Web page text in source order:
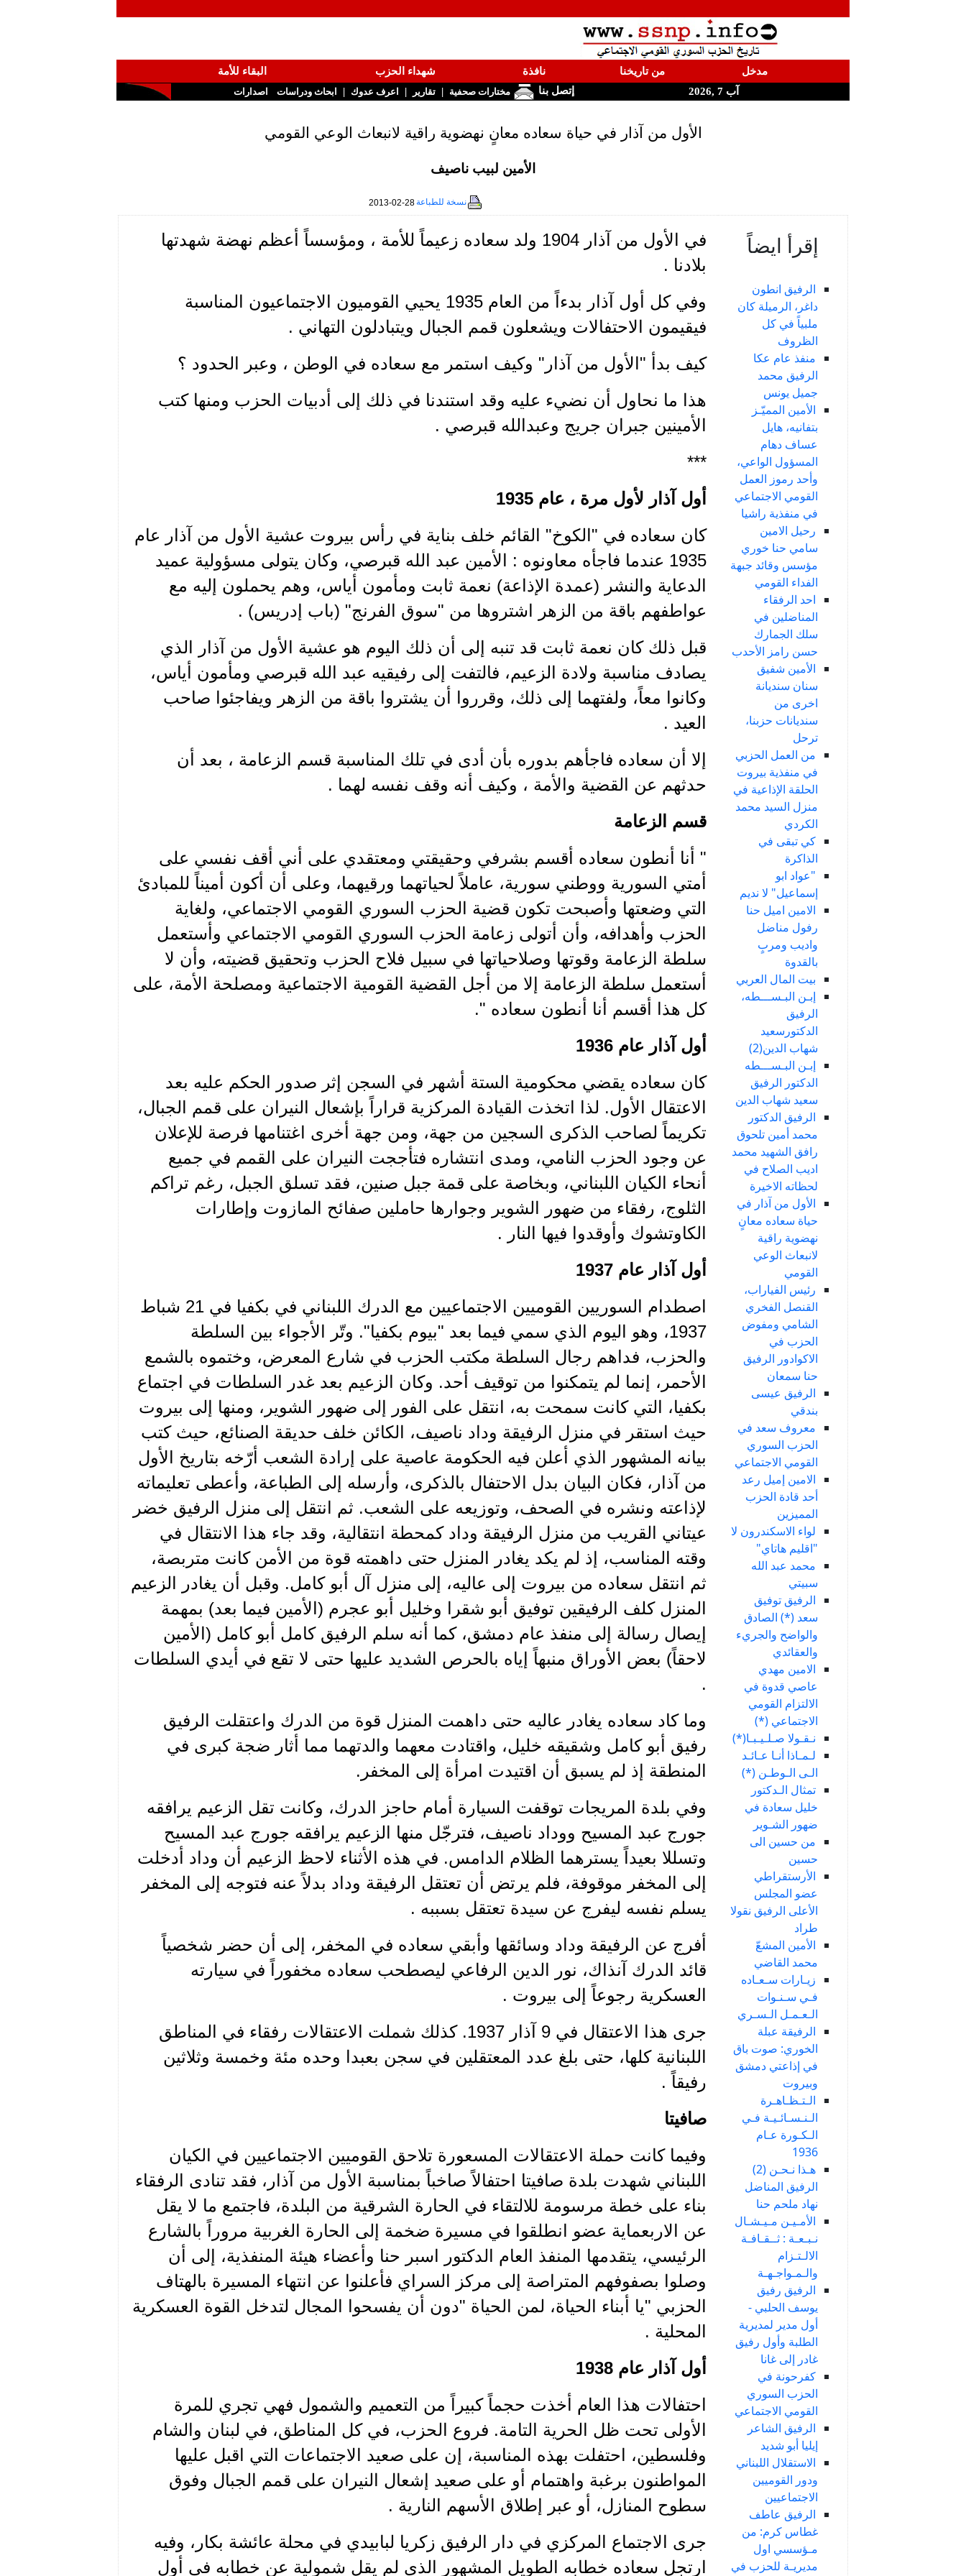
مدخل من تاريخنا نافذة شهداء الحزب
البقاء للأمة
آب 7 ,2026
إتصل بنا مختارات صحفية | تقارير | اعرف عدوك | ابحاث ودراسات اصدارات
الأول من آذار في حياة سعاده معانٍ نهضوية راقية لانبعاث الوعي القومي
الأمين لبيب ناصيف
نسخة للطباعة2013-02-28
إقرأ ايضاً
الرفيق انطون
داغر، الرميلة كان
ملبياً في كل
الظروف
منفذ عام عكا
الرفيق محمد
جميل يونس
الأمين المميّـز
بتفانيه، هايل
عساف دهام
المسؤول الواعي،
وأحد رموز العمل
القومي الاجتماعي
في منفذية راشيا
رحيل الامين
سامي حنا خوري
مؤسس وقائد جبهة
الفداء القومي
احد الرفقاء
المناضلين في
سلك الجمارك
حسن رامز الأحدب
الأمين شفيق
سنان سنديانة
اخرى من
سنديانات حزبنا،
ترحل
من العمل الحزبي
في منفذية بيروت
الحلقة الإذاعية في
منزل السيد محمد
الكردي
كي تبقى في
الذاكرة
"عواد ابو
إسماعيل" لا نديم
الامين اميل حنا
رفول مناضل
واديب ومربٍ
بالقدوة
بيت المال العربي
إبـن البـســـطه،
الرفيق
الدكتورسعيد
شهاب الدين(2)
إبـن البـســـطه
الدكتور الرفيق
سعيد شهاب الدين
الرفيق الدكتور
محمد أمين تلحوق
رافق الشهيد محمد
اديب الصلاح في
لحظاته الاخيرة
الأول من آذار في
حياة سعاده معانٍ
نهضوية راقية
لانبعاث الوعي
القومي
رئيس الفياراب،
القنصل الفخري
الشامي ومفوض
الحزب في
الاكوادور الرفيق
حنا سمعان
الرفيق عيسى
بندقي
معروف سعد في
الحزب السوري
القومي الاجتماعي
الامين إميل رعد
أحد قادة الحزب
المميزين
لواء الاسكندرون لا
"اقليم هاتاي"
محمد عبد الله
سبيتي
الرفيق توفيق
سعد (*) الصادق
والواضح والجريء
والعقائدي
الامين مهدي
عاصي قدوة في
الالتزام القومي
الاجتماعي (*)
نـقـولا صـلـيـبـا(*)
لـمـاذا أنـا عـائـد
الـى الـوطـن (*)
تمثال الـدكتور
خليل سعادة في
ضهور الشـوير
من حسين الى
حسين
الأرستقراطي
عضو المجلس
الأعلى الرفيق نقولا
طراد
الأمين المشعّ
محمد القاضي
زيـارات سـعـاده
فـي سـنـوات
الـعـمـل الـسـري
الرفيقة عبلة
الخوري: صوت باق
في إذاعتي دمشق
وبيروت
الـتـظـاهـرة
الـنـسـائـيـة فـي
الـكـورة عـام
1936
هـذا نـحـن (2)
الرفيق المناضل
نهاد ملحم حنا
الأمـيـن مـيـشـال
نـبـعـة : ثــقـافـة
الالـتـزام
والـمـواجـهـة
الرفيق رفيق
يوسف الحلبي -
أول مدير لمديرية
الطلبة وأول رفيق
غادر إلى غانا
كفرحونة في
الحزب السوري
القومي الاجتماعي
الرفيق الشاعر
إيليا أبو شديد
الاستقلال اللبناني
ودور القوميين
الاجتماعيين
الرفيق عاطف
غطاس كرم: من
مـؤسسي اول
مديريـة للحزب في
في الأول من آذار 1904 ولد سعاده زعيماً للأمة ، ومؤسساً أعظم نهضة شهدتها
بلادنا .
وفي كل أول آذار بدءاً من العام 1935 يحيي القوميون الاجتماعيون المناسبة
فيقيمون الاحتفالات ويشعلون قمم الجبال ويتبادلون التهاني .
كيف بدأ "الأول من آذار" وكيف استمر مع سعاده في الوطن ، وعبر الحدود ؟
هذا ما نحاول أن نضيء عليه وقد استندنا في ذلك إلى أدبيات الحزب ومنها كتب
الأمينين جبران جريج وعبدالله قبرصي .
***
أول آذار لأول مرة ، عام 1935
كان سعاده في "الكوخ" القائم خلف بناية في رأس بيروت عشية الأول من آذار عام
1935 عندما فاجأه معاونوه : الأمين عبد الله قبرصي، وكان يتولى مسؤولية عميد
الدعاية والنشر (عمدة الإذاعة) نعمة ثابت ومأمون أياس، وهم يحملون إليه مع
عواطفهم باقة من الزهر اشتروها من "سوق الفرنج" (باب إدريس) .
قبل ذلك كان نعمة ثابت قد تنبه إلى أن ذلك اليوم هو عشية الأول من آذار الذي
يصادف مناسبة ولادة الزعيم، فالتفت إلى رفيقيه عبد الله قبرصي ومأمون أياس،
وكانوا معاً، ولفتهما إلى ذلك، وقرروا أن يشتروا باقة من الزهر ويفاجئوا صاحب
العيد .
إلا أن سعاده فاجأهم بدوره بأن أدى في تلك المناسبة قسم الزعامة ، بعد أن
حدثهم عن القضية والأمة ، وكيف أنه وقف نفسه لهما .
قسم الزعامة
" أنا أنطون سعاده أقسم بشرفي وحقيقتي ومعتقدي على أني أقف نفسي على
أمتي السورية ووطني سورية، عاملاً لحياتهما ورقيهما، وعلى أن أكون أميناً للمبادئ
التي وضعتها وأصبحت تكون قضية الحزب السوري القومي الاجتماعي، ولغاية
الحزب وأهدافه، وأن أتولى زعامة الحزب السوري القومي الاجتماعي وأستعمل
سلطة الزعامة وقوتها وصلاحياتها في سبيل فلاح الحزب وتحقيق قضيته، وأن لا
أستعمل سلطة الزعامة إلا من أجل القضية القومية الاجتماعية ومصلحة الأمة، على
كل هذا أقسم أنا أنطون سعاده ".
أول آذار عام 1936
كان سعاده يقضي محكومية الستة أشهر في السجن إثر صدور الحكم عليه بعد
الاعتقال الأول. لذا اتخذت القيادة المركزية قراراً بإشعال النيران على قمم الجبال،
تكريماً لصاحب الذكرى السجين من جهة، ومن جهة أخرى اغتنامها فرصة للإعلان
عن وجود الحزب النامي، ومدى انتشاره فتأججت النيران على القمم في جميع
أنحاء الكيان اللبناني، وبخاصة على قمة جبل صنين، فقد تسلق الجبل، رغم تراكم
الثلوج، رفقاء من ضهور الشوير وجوارها حاملين صفائح المازوت وإطارات
الكاوتشوك وأوقدوا فيها النار .
أول آذار عام 1937
اصطدام السوريين القوميين الاجتماعيين مع الدرك اللبناني في بكفيا في 21 شباط
1937، وهو اليوم الذي سمي فيما بعد "بيوم بكفيا". وتّر الأجواء بين السلطة
والحزب، فداهم رجال السلطة مكتب الحزب في شارع المعرض، وختموه بالشمع
الأحمر، إنما لم يتمكنوا من توقيف أحد. وكان الزعيم بعد غدر السلطات في اجتماع
بكفيا، التي كانت سمحت به، انتقل على الفور إلى ضهور الشوير، ومنها إلى بيروت
حيث استقر في منزل الرفيقة وداد ناصيف، الكائن خلف حديقة الصنائع، حيث كتب
بيانه المشهور الذي أعلن فيه الحكومة عاصية على إرادة الشعب أرّخه بتاريخ الأول
من آذار، فكان البيان بدل الاحتفال بالذكرى، وأرسله إلى الطباعة، وأعطى تعليماته
لإذاعته ونشره في الصحف، وتوزيعه على الشعب. ثم انتقل إلى منزل الرفيق خضر
عيتاني القريب من منزل الرفيقة وداد كمحطة انتقالية، وقد جاء هذا الانتقال في
وقته المناسب، إذ لم يكد يغادر المنزل حتى داهمته قوة من الأمن كانت متربصة،
ثم انتقل سعاده من بيروت إلى عاليه، إلى منزل آل أبو كامل. وقبل أن يغادر الزعيم
المنزل كلف الرفيقين توفيق أبو شقرا وخليل أبو عجرم (الأمين فيما بعد) بمهمة
إيصال رسالة إلى منفذ عام دمشق، كما أنه سلم الرفيق كامل أبو كامل (الأمين
لاحقاً) بعض الأوراق منبهاً إياه بالحرص الشديد عليها حتى لا تقع في أيدي السلطات
.
وما كاد سعاده يغادر عاليه حتى داهمت المنزل قوة من الدرك واعتقلت الرفيق
رفيق أبو كامل وشقيقه خليل، واقتادت معهما والدتهما مما أثار ضجة كبرى في
المنطقة إذ لم يسبق أن اقتيدت امرأة إلى المخفر.
وفي بلدة المريجات توقفت السيارة أمام حاجز الدرك، وكانت تقل الزعيم يرافقه
جورج عبد المسيح ووداد ناصيف، فترجّل منها الزعيم يرافقه جورج عبد المسيح
وتسللا بعيداً يسترهما الظلام الدامس. في هذه الأثناء لاحظ الزعيم أن وداد أدخلت
إلى المخفر موقوفة، فلم يرتض أن تعتقل الرفيقة وداد بدلاً عنه فتوجه إلى المخفر
يسلم نفسه ليفرج عن سيدة تعتقل بسببه .
أفرج عن الرفيقة وداد وسائقها وأبقي سعاده في المخفر، إلى أن حضر شخصياً
قائد الدرك آنذاك، نور الدين الرفاعي ليصطحب سعاده مخفوراً في سيارته
العسكرية رجوعاً إلى بيروت .
جرى هذا الاعتقال في 9 آذار 1937. كذلك شملت الاعتقالات رفقاء في المناطق
اللبنانية كلها، حتى بلغ عدد المعتقلين في سجن بعبدا وحده مئة وخمسة وثلاثين
رفيقاً .
صافيتا
وفيما كانت حملة الاعتقالات المسعورة تلاحق القوميين الاجتماعيين في الكيان
اللبناني شهدت بلدة صافيتا احتفالاً صاخباً بمناسبة الأول من آذار، فقد تنادى الرفقاء
بناء على خطة مرسومة للالتقاء في الحارة الشرقية من البلدة، فاجتمع ما لا يقل
عن الاربعماية عضو انطلقوا في مسيرة ضخمة إلى الحارة الغربية مروراً بالشارع
الرئيسي، يتقدمها المنفذ العام الدكتور اسبر حنا وأعضاء هيئة المنفذية، إلى أن
وصلوا بصفوفهم المتراصة إلى مركز السراي فأعلنوا عن انتهاء المسيرة بالهتاف
الحزبي "يا أبناء الحياة، لمن الحياة "دون أن يفسحوا المجال لتدخل القوة العسكرية
المحلية .
أول آذار عام 1938
احتفالات هذا العام أخذت حجماً كبيراً من التعميم والشمول فهي تجري للمرة
الأولى تحت ظل الحرية التامة. فروع الحزب، في كل المناطق، في لبنان والشام
وفلسطين، احتفلت بهذه المناسبة، إن على صعيد الاجتماعات التي اقبل عليها
المواطنون برغبة واهتمام أو على صعيد إشعال النيران على قمم الجبال وفوق
سطوح المنازل، أو عبر إطلاق الأسهم النارية .
جرى الاجتماع المركزي في دار الرفيق زكريا لبابيدي في محلة عائشة بكار، وفيه
ارتجل سعاده خطابه الطويل المشهور الذي لم يقل شمولية عن خطابه في أول